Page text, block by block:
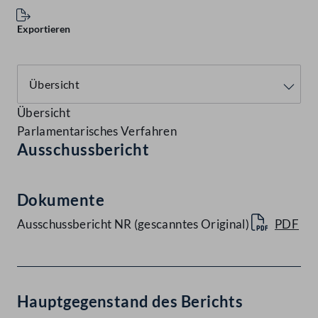
Exportieren
Übersicht
Parlamentarisches Verfahren
Ausschussbericht
Dokumente
Ausschussbericht NR (gescanntes Original) PDF
Hauptgegenstand des Berichts